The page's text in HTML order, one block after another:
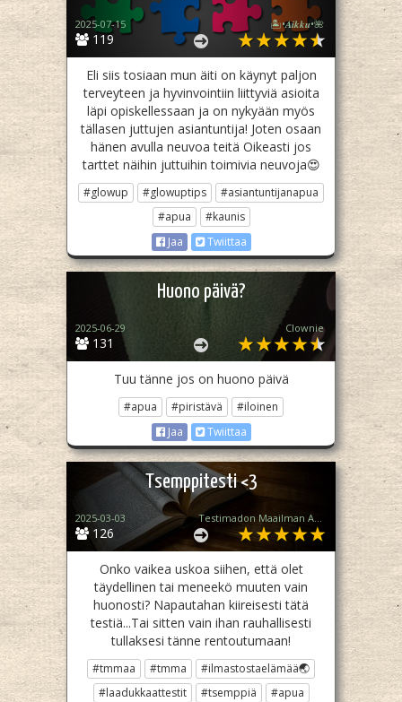
119
2025-07-15 🏝️•𝑨𝒊𝒌𝒌𝒖•🌺
Eli siis tosiaan mun äiti on käynyt paljon
terveyteen ja hyvinvointiin liittyviä asioita
läpi opiskellessaan ja on nykyään myös
tällasen juttujen asiantuntija! Joten osaan
hänen avulla neuvoa teitä Oikeasti jos
tarttet näihin juttuihin toimivia neuvoja😍
#glowup #glowuptips
#asiantuntijanapua
#apua
#kaunis
Jaa
Twiittaa
Huono päivä?
131
2025-06-29 Clownie
Tuu tänne jos on huono päivä
#apua #piristävä
#iloinen
Jaa
Twiittaa
Tsemppitesti <3
126
2025-03-03 Testimadon Maailman Ahkerat Apulaiset
Onko vaikea uskoa siihen, että olet
täydellinen tai meneekö muuten vain
huonosti? Napautahan kiireisesti tätä
testiä...Tai sitten vain ihan rauhallisesti
tullaksesi tänne rentoutumaan!
#tmmaa #tmma
#ilmastostaelämää🌏
#laadukkaattestit
#tsemppiä
#apua